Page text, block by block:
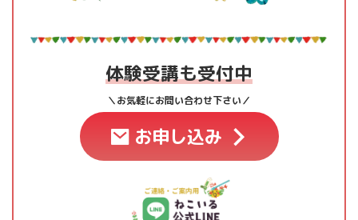
＼お気軽にお問い合わせ下さい／
お申し込み